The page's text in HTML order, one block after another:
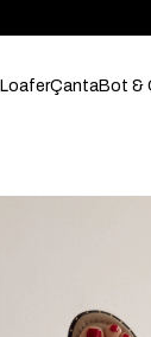
LoaferÇantaBot &